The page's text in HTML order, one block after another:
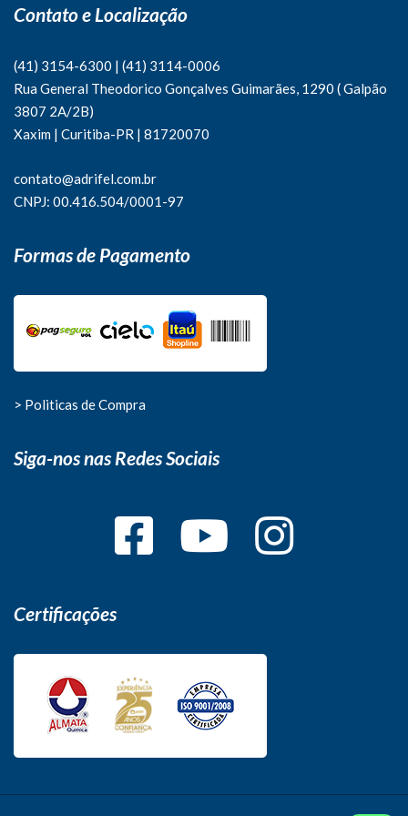
Contato e Localização
(41) 3154-6300 | (41) 3114-0006
Rua General Theodorico Gonçalves Guimarães, 1290 ( Galpão
3807 2A/2B)
Xaxim | Curitiba-PR | 81720070
contato@adrifel.com.br
CNPJ: 00.416.504/0001-97
Formas de Pagamento
> Politicas de Compra
Siga-nos nas Redes Sociais
Certificações